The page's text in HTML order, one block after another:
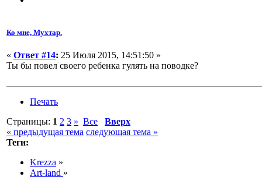
Ко мне, Мухтар.
« Ответ #14: 25 Июля 2015, 14:51:50 »
Ты бы повел своего ребенка гулять на поводке?
Печать
Страницы: 1 2 3 » Все
Вверх
« предыдущая тема следующая тема »
Теги:
Krezza »
Art-land »